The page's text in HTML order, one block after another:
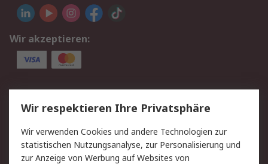
Wir akzeptieren:
Service
Value Added Services
Lieferlösungen
Rücksendungen
Kontakt
Hilfe
Privatkunden
Wir respektieren Ihre Privatsphäre
Wir verwenden Cookies und andere Technologien zur
statistischen Nutzungsanalyse, zur Personalisierung und
zur Anzeige von Werbung auf Websites von